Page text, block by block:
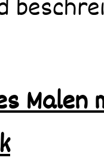
Malen